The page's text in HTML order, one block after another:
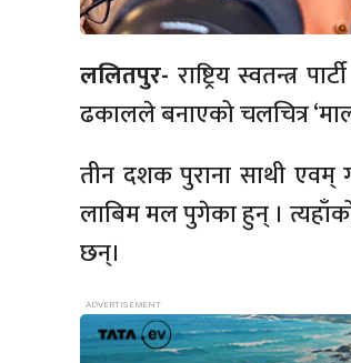
ललितपुर- राष्ट्रिय स्वतन्त्र
ढकालले बनाएको चलचित्र
तीन दशक पुराना साथी एवम्
लाबिम मल पुगेका हुन् ।
छन्।